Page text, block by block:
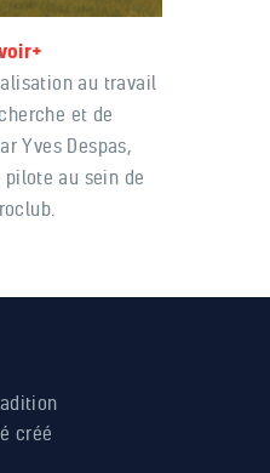
au travail
et de
Yves Despas,
au sein de
créé